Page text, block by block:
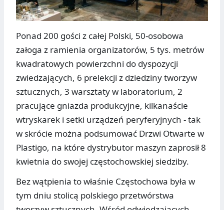
Ponad 200 gości z całej Polski, 50-osobowa
załoga z ramienia organizatorów, 5 tys. metrów
kwadratowych powierzchni do dyspozycji
zwiedzających, 6 prelekcji z dziedziny tworzyw
sztucznych, 3 warsztaty w laboratorium, 2
pracujące gniazda produkcyjne, kilkanaście
wtryskarek i setki urządzeń peryferyjnych - tak
w skrócie można podsumować Drzwi Otwarte w
Plastigo, na które dystrybutor maszyn zaprosił 8
kwietnia do swojej częstochowskiej siedziby.
Bez wątpienia to właśnie Częstochowa była w
tym dniu stolicą polskiego przetwórstwa